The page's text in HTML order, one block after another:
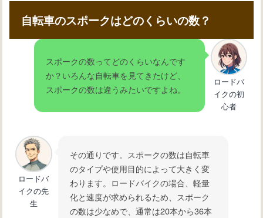
自転車のスポークはどのくらいの数？
スポークの数ってどのくらいなんです
か？いろんな自転車を見てきたけど、
スポークの数は違うみたいですよね。
ロードバ
イクの初
心者
ロードバ
イクの先
生
その通りです。スポークの数は自転車
のタイプや使用目的によって大きく変
わります。ロードバイクの場合、軽量
化と速度が求められるため、スポーク
の数は少なめで、通常は20本から36本